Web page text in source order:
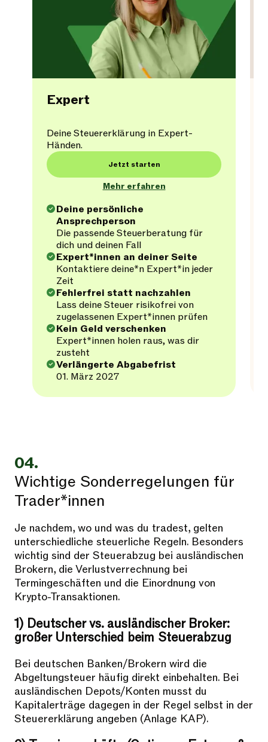
Expert
Deine Steuererklärung in Expert-
Händen.
Jetzt starten
Mehr erfahren
Deine persönliche
Ansprechperson
Die passende Steuerberatung für
dich und deinen Fall
Expert*innen an deiner Seite
Kontaktiere deine*n Expert*in jeder
Zeit
Fehlerfrei statt nachzahlen
Lass deine Steuer risikofrei von
zugelassenen Expert*innen prüfen
Kein Geld verschenken
Expert*innen holen raus, was dir
zusteht
Verlängerte Abgabefrist
01. März 2027
04.
Wichtige Sonderregelungen für
Trader*innen
Je nachdem, wo und was du tradest, gelten
unterschiedliche steuerliche Regeln. Besonders
wichtig sind der Steuerabzug bei ausländischen
Brokern, die Verlustverrechnung bei
Termingeschäften und die Einordnung von
Krypto-Transaktionen.
1) Deutscher vs. ausländischer Broker:
großer Unterschied beim Steuerabzug
Bei deutschen Banken/Brokern wird die
Abgeltungsteuer häufig direkt einbehalten. Bei
ausländischen Depots/Konten musst du
Kapitalerträge dagegen in der Regel selbst in der
Steuererklärung angeben (Anlage KAP).